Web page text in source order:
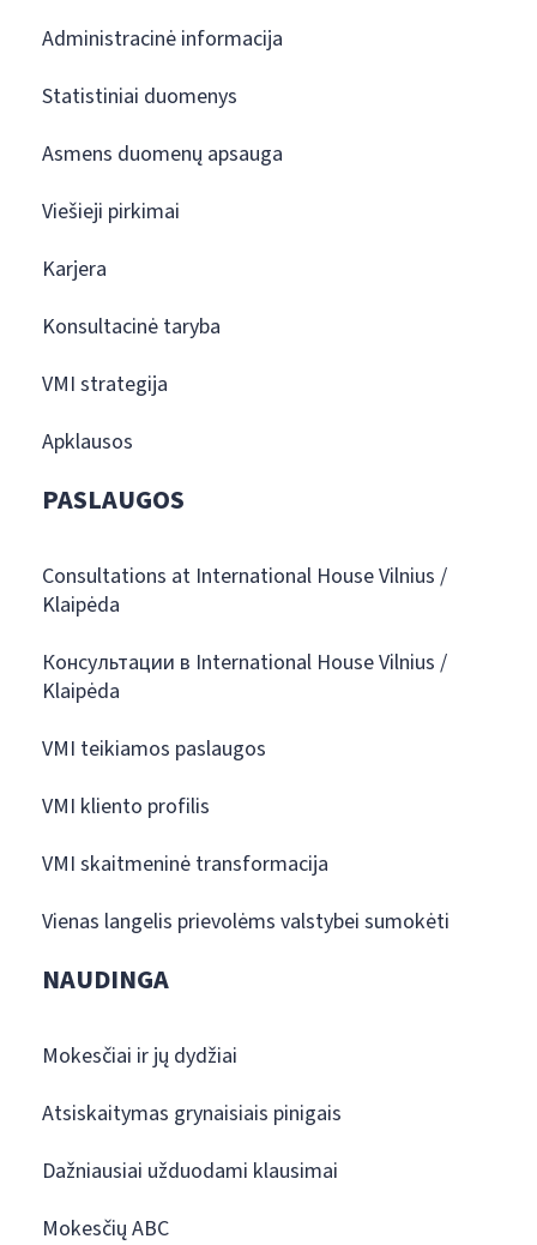
Administracinė informacija
Statistiniai duomenys
Asmens duomenų apsauga
Viešieji pirkimai
Karjera
Konsultacinė taryba
VMI strategija
Apklausos
PASLAUGOS
Consultations at International House Vilnius /
Klaipėda
Консультации в International House Vilnius /
Klaipėda
VMI teikiamos paslaugos
VMI kliento profilis
VMI skaitmeninė transformacija
Vienas langelis prievolėms valstybei sumokėti
NAUDINGA
Mokesčiai ir jų dydžiai
Atsiskaitymas grynaisiais pinigais
Dažniausiai užduodami klausimai
Mokesčių ABC